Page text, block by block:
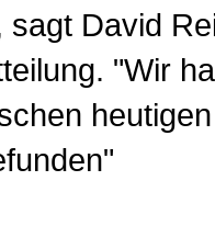
sagt David
"Wir